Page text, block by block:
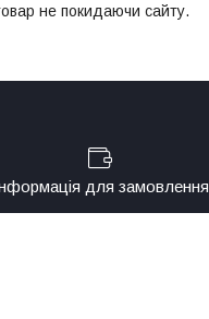
не покидаючи сайту.
для замовлення